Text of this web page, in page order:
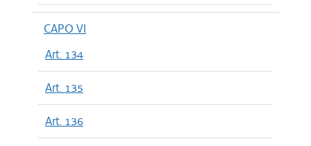
CAPO VI
Art. 134
Art. 135
Art. 136